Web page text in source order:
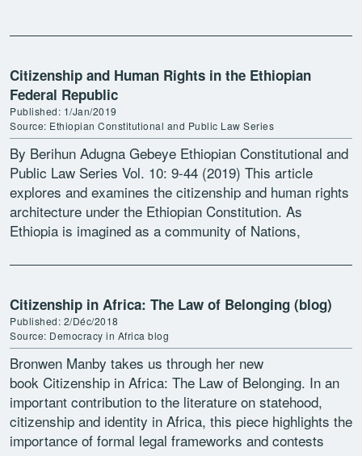
Citizenship and Human Rights in the Ethiopian
Federal Republic
Published: 1/Jan/2019
Source: Ethiopian Constitutional and Public Law Series
By Berihun Adugna Gebeye Ethiopian Constitutional and
Public Law Series Vol. 10: 9-44 (2019) This article
explores and examines the citizenship and human rights
architecture under the Ethiopian Constitution. As
Ethiopia is imagined as a community of Nations,
Citizenship in Africa: The Law of Belonging (blog)
Published: 2/Déc/2018
Source: Democracy in Africa blog
Bronwen Manby takes us through her new
book Citizenship in Africa: The Law of Belonging. In an
important contribution to the literature on statehood,
citizenship and identity in Africa, this piece highlights the
importance of formal legal frameworks and contests